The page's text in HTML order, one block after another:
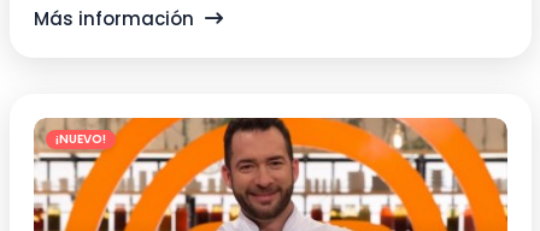
Más información
¡NUEVO!